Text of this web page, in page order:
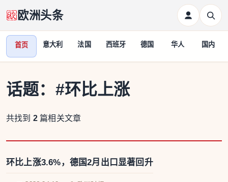
欧洲头条
首页 意大利 法国 西班牙 德国 华人 国内
话题： #环比上涨
共找到 2 篇相关文章
环比上涨3.6%，德国2月出口显著回升